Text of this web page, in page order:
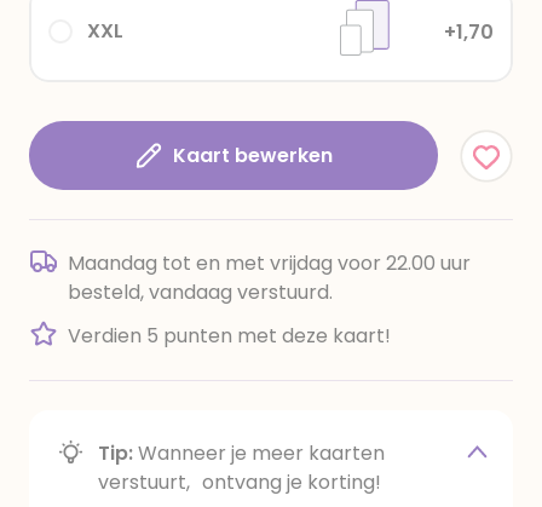
XXL +1,70
Kaart bewerken
Maandag tot en met vrijdag voor 22.00 uur
besteld, vandaag verstuurd.
Verdien 5 punten met deze kaart!
Tip:Wanneer je meer kaarten
verstuurt, ontvang je korting!